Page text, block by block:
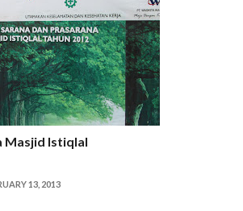
Masjid Istiqlal
13, 2013